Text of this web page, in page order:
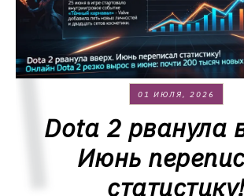
01 ИЮЛЯ, 2026
Dota 2 рванула
Июнь